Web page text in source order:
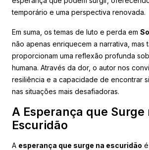
temporário e uma perspectiva renovada.
Em suma, os temas de luto e perda em
não apenas enriquecem a narrativa, mas
proporcionam uma reflexão profunda
humana. Através da dor, o autor nos
resiliência e a capacidade de encontrar
nas situações mais desafiadoras.
A Esperança que Surge
Escuridão
A esperança que surge na escuridão